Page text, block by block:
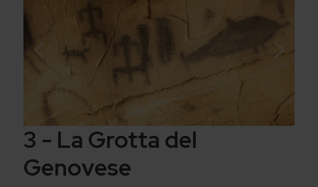
3 - La Grotta del
Genovese